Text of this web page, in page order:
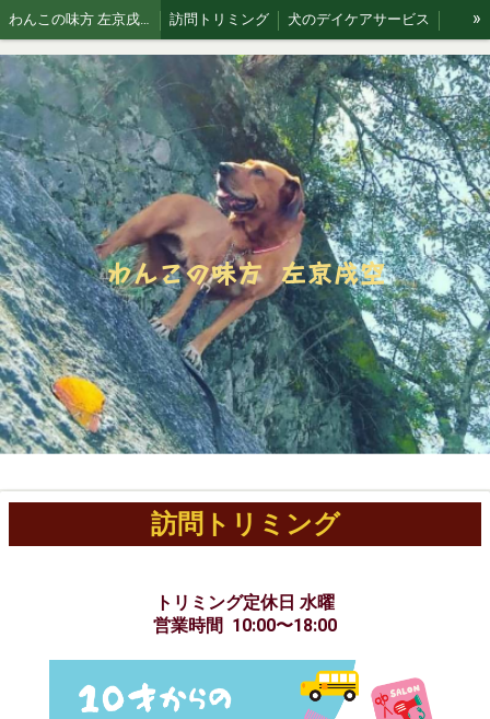
わんこの味方 左京戌空です。 訪問トリミング 犬のデイケアサービス
お散歩代行 犬猫 訪問シッティングサービス Blog 犬と空
»
わんこの味方 左京戌空
訪問トリミング
トリミング定休日 水曜
営業時間 10:00〜18:00